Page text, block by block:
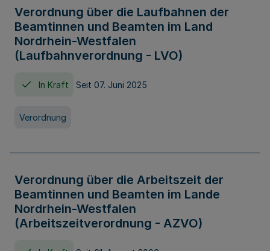
Verordnung über die Laufbahnen der
Beamtinnen und Beamten im Land
Nordrhein-Westfalen
(Laufbahnverordnung - LVO)
In Kraft Seit 07. Juni 2025
Verordnung
Verordnung über die Arbeitszeit der
Beamtinnen und Beamten im Lande
Nordrhein-Westfalen
(Arbeitszeitverordnung - AZVO)